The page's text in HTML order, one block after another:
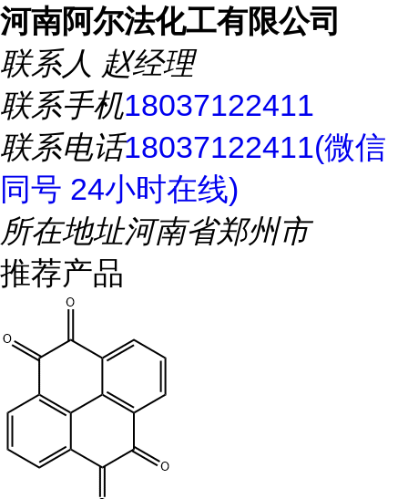
河南阿尔法化工有限公司
联系人 赵经理
联系手机18037122411
联系电话18037122411(微信
同号 24小时在线)
所在地址河南省郑州市
推荐产品